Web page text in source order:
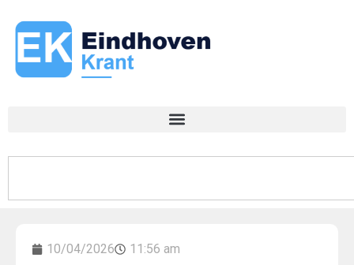
10/04/2026 11:56 am